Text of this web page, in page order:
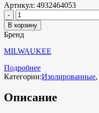
Артикул: 4932464053
В корзину
Бренд
MILWAUKEE
Подробнее
Категории:Изолированные,
Описание